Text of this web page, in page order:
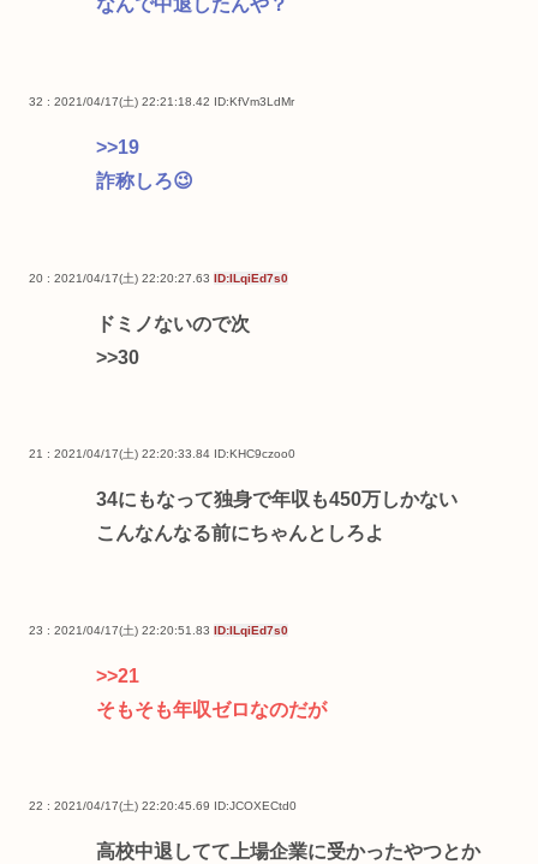
なんで中退したんや？
32 : 2021/04/17(土) 22:21:18.42 ID:KfVm3LdMr
>>19
詐称しろ😉
20 : 2021/04/17(土) 22:20:27.63 ID:ILqiEd7s0
ドミノないので次
>>30
21 : 2021/04/17(土) 22:20:33.84 ID:KHC9czoo0
34にもなって独身で年収も450万しかない
こんなんなる前にちゃんとしろよ
23 : 2021/04/17(土) 22:20:51.83 ID:ILqiEd7s0
>>21
そもそも年収ゼロなのだが
22 : 2021/04/17(土) 22:20:45.69 ID:JCOXECtd0
高校中退してて上場企業に受かったやつとか